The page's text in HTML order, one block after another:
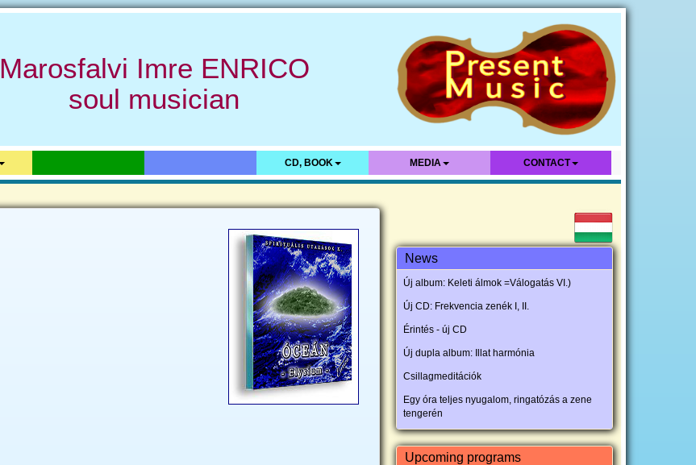
Marosfalvi Imre ENRICO
soul musician
CD, BOOK MEDIA CONTACT
News
Új album: Keleti álmok =Válogatás VI.)
Új CD: Frekvencia zenék I, II.
Érintés - új CD
Új dupla album: Illat harmónia
Csillagmeditációk
Egy óra teljes nyugalom, ringatózás a zene
tengerén
Upcoming programs